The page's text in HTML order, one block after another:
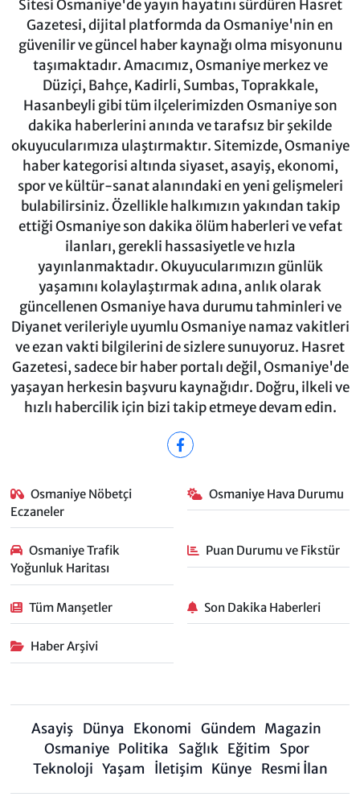
Sitesi Osmaniye'de yayın hayatını sürdüren Hasret
Gazetesi, dijital platformda da Osmaniye'nin en
güvenilir ve güncel haber kaynağı olma misyonunu
taşımaktadır. Amacımız, Osmaniye merkez ve
Düziçi, Bahçe, Kadirli, Sumbas, Toprakkale,
Hasanbeyli gibi tüm ilçelerimizden Osmaniye son
dakika haberlerini anında ve tarafsız bir şekilde
okuyucularımıza ulaştırmaktır. Sitemizde, Osmaniye
haber kategorisi altında siyaset, asayiş, ekonomi,
spor ve kültür-sanat alanındaki en yeni gelişmeleri
bulabilirsiniz. Özellikle halkımızın yakından takip
ettiği Osmaniye son dakika ölüm haberleri ve vefat
ilanları, gerekli hassasiyetle ve hızla
yayınlanmaktadır. Okuyucularımızın günlük
yaşamını kolaylaştırmak adına, anlık olarak
güncellenen Osmaniye hava durumu tahminleri ve
Diyanet verileriyle uyumlu Osmaniye namaz vakitleri
ve ezan vakti bilgilerini de sizlere sunuyoruz. Hasret
Gazetesi, sadece bir haber portalı değil, Osmaniye'de
yaşayan herkesin başvuru kaynağıdır. Doğru, ilkeli ve
hızlı habercilik için bizi takip etmeye devam edin.
Osmaniye Nöbetçi
Eczaneler
Osmaniye Hava Durumu
Osmaniye Trafik
Yoğunluk Haritası
Puan Durumu ve Fikstür
Tüm Manşetler Son Dakika Haberleri
Haber Arşivi
Asayiş Dünya Ekonomi Gündem Magazin
Osmaniye Politika Sağlık Eğitim
Spor
Teknoloji Yaşam İletişim Künye Resmi İlan